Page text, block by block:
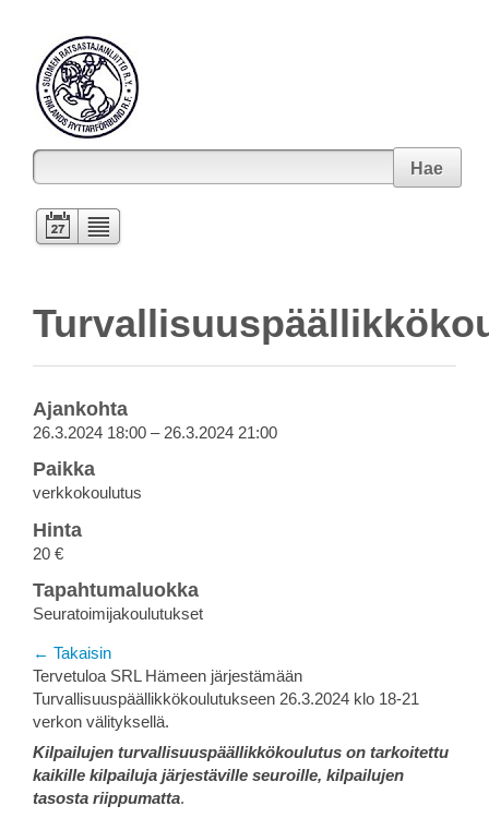
Hae
Ajankohta
26.3.2024 18:00 – 26.3.2024 21:00
Paikka
verkkokoulutus
Hinta
20 €
Tapahtumaluokka
Seuratoimijakoulutukset
← Takaisin
Tervetuloa SRL Hämeen järjestämään
Turvallisuuspäällikkökoulutukseen 26.3.2024 klo 18-21
verkon välityksellä.
Kilpailujen turvallisuuspäällikkökoulutus on tarkoitettu
kaikille kilpailuja järjestäville seuroille, kilpailujen
tasosta riippumatta.